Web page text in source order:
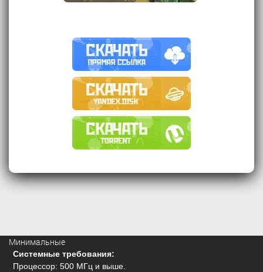
Минимальные
Системные требования:
Процессор: 500 МГц и выше.